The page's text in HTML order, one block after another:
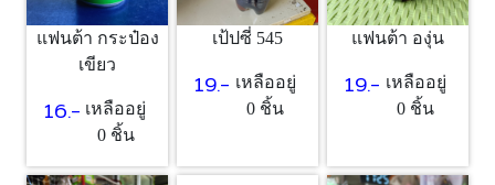
แฟนต้า กระป๋อง
เขียว
16.- เหลืออยู่
0 ชิ้น
เป้ปซี่ 545
19.- เหลืออยู่
0 ชิ้น
แฟนต้า องุ่น
19.- เหลืออยู่
0 ชิ้น